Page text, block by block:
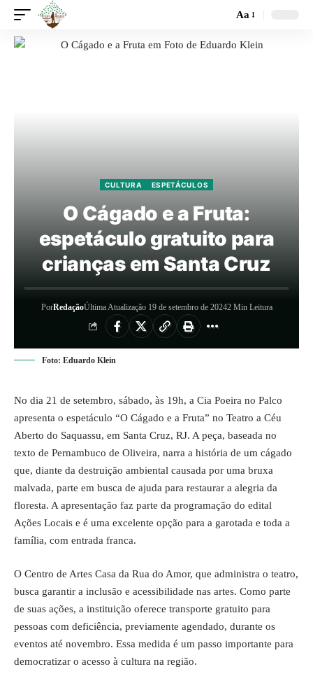
Aa
CULTURA ESPETÁCULOS
O Cágado e a Fruta:
espetáculo gratuito para
crianças em Santa Cruz
PorRedaçãoÚltima Atualização 19 de setembro de 20242 Min Leitura
Foto: Eduardo Klein
No dia 21 de setembro, sábado, às 19h, a Cia Poeira no Palco
apresenta o espetáculo “O Cágado e a Fruta” no Teatro a Céu
Aberto do Saquassu, em Santa Cruz, RJ. A peça, baseada no
texto de Pernambuco de Oliveira, narra a história de um cágado
que, diante da destruição ambiental causada por uma bruxa
malvada, parte em busca de ajuda para restaurar a alegria da
floresta. A apresentação faz parte da programação do edital
Ações Locais e é uma excelente opção para a garotada e toda a
família, com entrada franca.
O Centro de Artes Casa da Rua do Amor, que administra o teatro,
busca garantir a inclusão e acessibilidade nas artes. Como parte
de suas ações, a instituição oferece transporte gratuito para
pessoas com deficiência, previamente agendado, durante os
eventos até novembro. Essa medida é um passo importante para
democratizar o acesso à cultura na região.